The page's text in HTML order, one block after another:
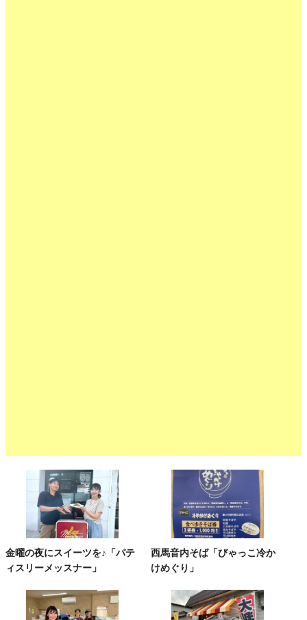
金曜の夜にスイーツを♪「パテ
ィスリーメッスナー」
西馬音内そば「びゃっこ冷か
けめぐり」